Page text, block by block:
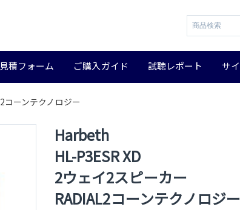
積フォーム ご購入ガイド 試聴レポート サ
コーンテクノロジー
Harbeth
HL-P3ESR XD
2ウェイ2スピーカー
RADIAL2コーンテクノロジー